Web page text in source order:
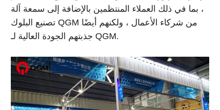
، بما في ذلك العملاء المنتظمين بالإضافة إلى سمعة آلة
تصنيع البلوك QGM من شركاء الأعمال ، ولكنهم أيضًا
جذبتهم الجودة العالية لـ QGM.